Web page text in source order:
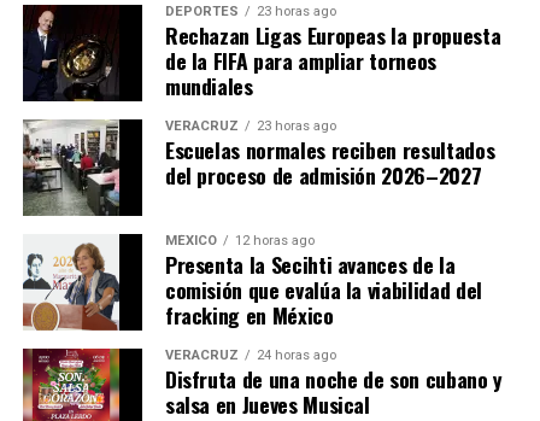
DEPORTES 23 horas ago
Rechazan Ligas Europeas la propuesta
de la FIFA para ampliar torneos
mundiales
VERACRUZ 23 horas ago
Escuelas normales reciben resultados
del proceso de admisión 2026–2027
MÉXICO 12 horas ago
Presenta la Secihti avances de la
comisión que evalúa la viabilidad del
fracking en México
VERACRUZ 24 horas ago
Disfruta de una noche de son cubano y
salsa en Jueves Musical